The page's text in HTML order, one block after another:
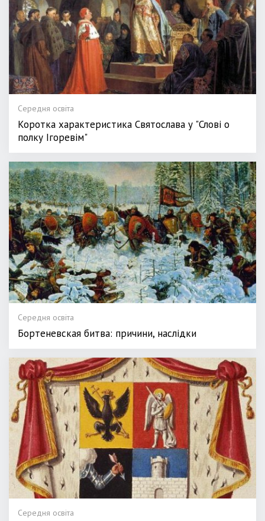
Середня освіта
Коротка характеристика Святослава у "Слові о
полку Ігоревім"
Середня освіта
Бортеневская битва: причини, наслідки
Середня освіта